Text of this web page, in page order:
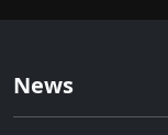
News